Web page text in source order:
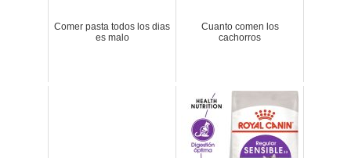
Comer pasta todos los dias
es malo
Cuanto comen los
cachorros